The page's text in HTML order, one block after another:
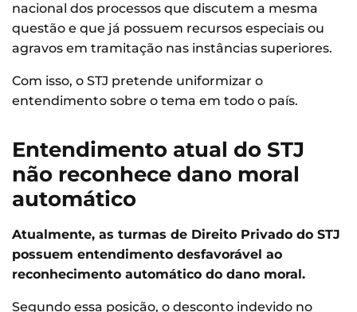
nacional dos processos que discutem a mesma
questão e que já possuem recursos especiais ou
agravos em tramitação nas instâncias superiores.
Com isso, o STJ pretende uniformizar o
entendimento sobre o tema em todo o país.
Entendimento atual do STJ
não reconhece dano moral
automático
Atualmente, as turmas de Direito Privado do STJ
possuem entendimento desfavorável ao
reconhecimento automático do dano moral.
Segundo essa posição, o desconto indevido no